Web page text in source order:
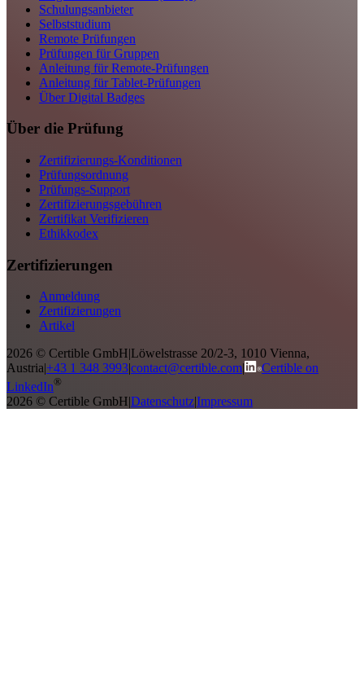
Schulungsanbieter
Selbststudium
Remote Prüfungen
Prüfungen für Gruppen
Anleitung für Remote-Prüfungen
Anleitung für Tablet-Prüfungen
Über Digital Badges
Über die Prüfung
Zertifizierungs-Konditionen
Prüfungsordnung
Prüfungs-Support
Zertifizierungsgebühren
Zertifikat Verifizieren
Ethikkodex
Zertifizierungen
Anmeldung
Zertifizierungen
Artikel
2026 © Certible GmbH|Löwelstrasse 20/2-3, 1010 Vienna,
Austria|+43 1 348 3993|contact@certible.com|
Certible on
LinkedIn®
2026 © Certible GmbH|Datenschutz|Impressum